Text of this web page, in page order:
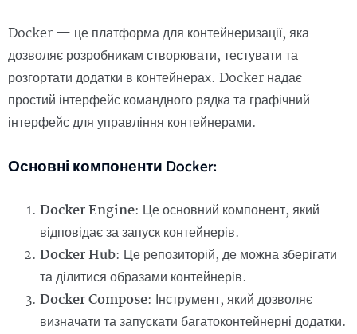
Docker — це платформа для контейнеризації, яка
дозволяє розробникам створювати, тестувати та
розгортати додатки в контейнерах. Docker надає
простий інтерфейс командного рядка та графічний
інтерфейс для управління контейнерами.
Основні компоненти Docker:
Docker Engine: Це основний компонент, який
відповідає за запуск контейнерів.
Docker Hub: Це репозиторій, де можна зберігати
та ділитися образами контейнерів.
Docker Compose: Інструмент, який дозволяє
визначати та запускати багатоконтейнерні додатки.